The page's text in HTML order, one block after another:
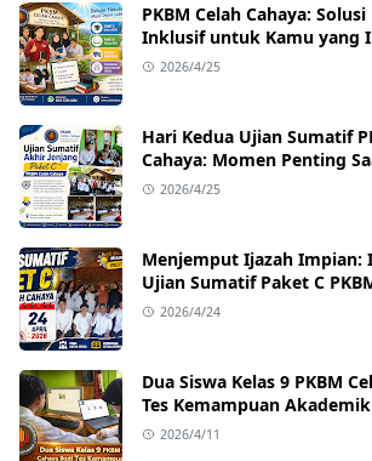
PKBM Celah Cahaya:
Inklusif untuk Kamu yang
Sukses
2026/4/25
Hari Kedua Ujian Sumatif
Cahaya: Momen Penting
Kecamatan Singajaya Turun
2026/4/25
Menjemput Ijazah Impian:
Ujian Sumatif Paket C
Sukawangi!
2026/4/24
Dua Siswa Kelas 9 PKBM
Tes Kemampuan Akademik
B 2026/4/11